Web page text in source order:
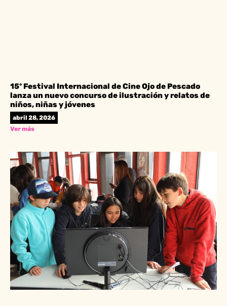
15º Festival Internacional de Cine Ojo de Pescado
lanza un nuevo concurso de ilustración y relatos de
niños, niñas y jóvenes
abril 28, 2026
Ver más